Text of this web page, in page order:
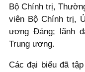
Bộ Chính trị,
viên Bộ Chính trị,
ương Đảng; lãnh
Trung ương.
Các đại biểu đã